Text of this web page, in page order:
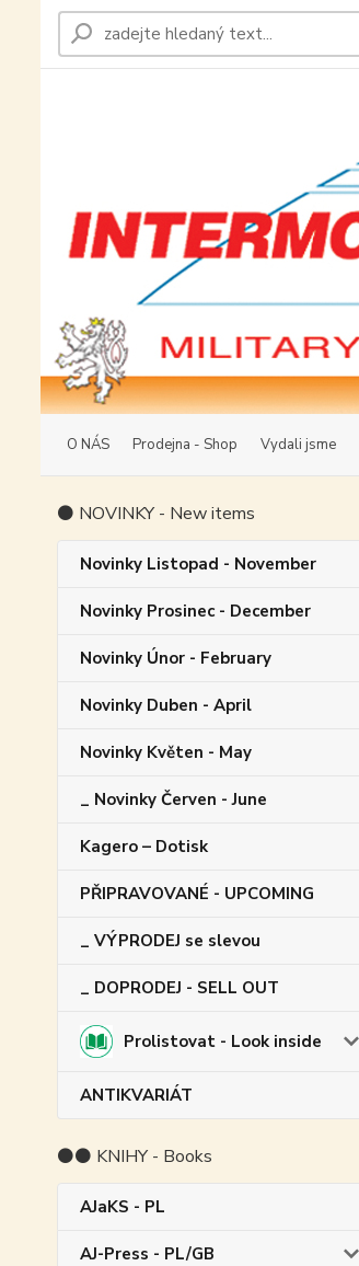
O NÁS Prodejna - Shop Vydali jsme
⚫ NOVINKY - New items
Novinky Listopad - November
Novinky Prosinec - December
Novinky Únor - February
Novinky Duben - April
Novinky Květen - May
_ Novinky Červen - June
Kagero – Dotisk
PŘIPRAVOVANÉ - UPCOMING
_ VÝPRODEJ se slevou
_ DOPRODEJ - SELL OUT
Prolistovat - Look inside
ANTIKVARIÁT
⚫⚫ KNIHY - Books
AJaKS - PL
AJ-Press - PL/GB